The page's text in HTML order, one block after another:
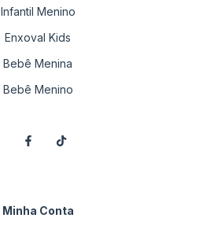
Infantil Menino
Enxoval Kids
Bebê Menina
Bebê Menino
Minha Conta